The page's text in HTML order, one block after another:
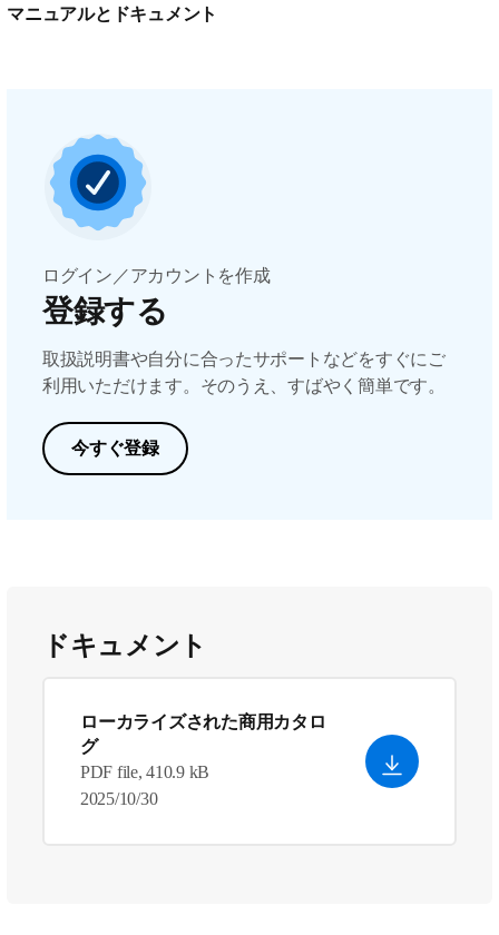
マニュアルとドキュメント
ログイン／アカウントを作成
登録する
取扱説明書や自分に合ったサポートなどをすぐにご
利用いただけます。そのうえ、すばやく簡単です。
今すぐ登録
ドキュメント
ローカライズされた商用カタロ
グ
PDF file, 410.9 kB
2025/10/30